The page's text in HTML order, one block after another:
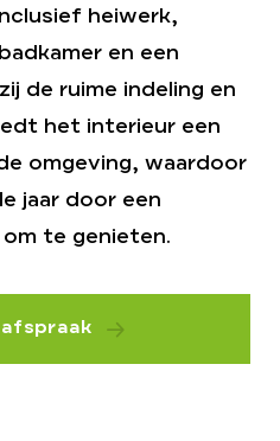
heiwerk,
en een
de ruime indeling en
het interieur een
omgeving, waardoor
jaar door een
te genieten.